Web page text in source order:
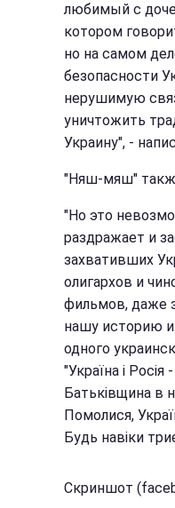
любимый с
котором
но на самом
безопасности
нерушимую
уничтожить
Украину", -
"Няш-мяш"
"Но это
раздражает и
захвативших
олигархов и
фильмов, даже
нашу историю и
одного
"Україна і
Батьківщина в
Помолися,
Будь навіки
Скриншот